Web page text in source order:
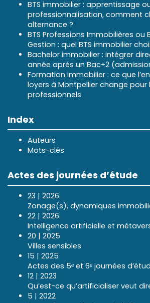
BTS immobilier : apprentissage
professionnalisation, comment
alternance ?
BTS Professions Immobilières ou
Gestion : quel BTS immobilier
Bachelor immobilier : intégrer
année après un Bac+2
Formation immobilier : ce que
loyers à Montpellier change pour
professionnels
Index
Auteurs
Mots-clés
Actes des journées d’étude
23 | 2026
Zonage(s), dynamiques
22 | 2026
Intelligence artificielle et
20 | 2025
Villes sensibles
15 | 2025
Actes des 5ᵉ et 6ᵉ journées
12 | 2023
Qu’est-ce qu’artificialiser veut
5 | 2022